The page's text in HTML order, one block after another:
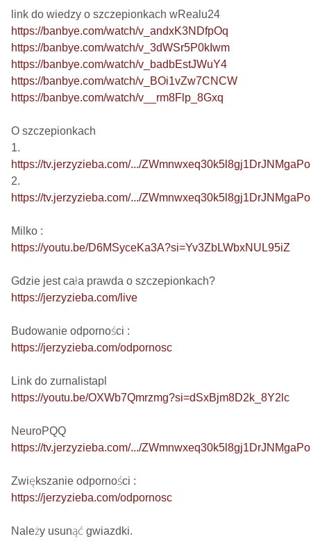
https://banbye.com/watch/v_andxK3NDfpOq
https://banbye.com/watch/v_3dWSr5P0kIwm
https://banbye.com/watch/v_badbEstJWuY4
https://banbye.com/watch/v_BOi1vZw7CNCW
https://banbye.com/watch/v__rm8Flp_8Gxq
O szczepionkach
https://tv.jerzyzieba.com/.../
https://tv.jerzyzieba.com/.../
https://youtu.be/D6MSyceKa3A?si=Yv3ZbLWbxNUL95iZ
https://jerzyzieba.com/live
https://jerzyzieba.com/odpornosc
https://youtu.be/OXWb7Qmrzmg?si=dSxBjm8D2k_8Y2lc
https://tv.jerzyzieba.com/.../
https://jerzyzieba.com/odpornosc
Należy usunąć gwiazdki.